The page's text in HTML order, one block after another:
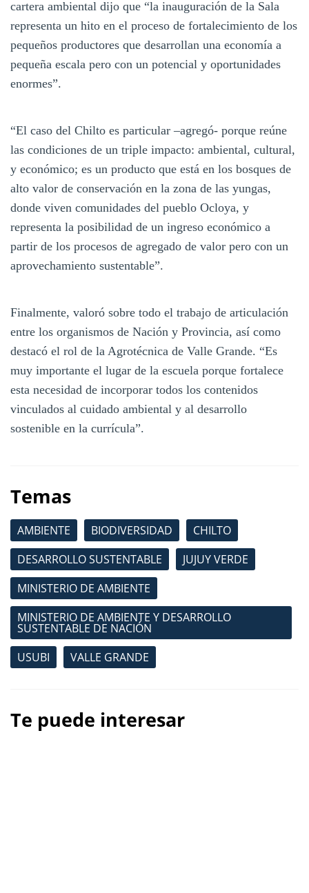
cartera ambiental dijo que “la inauguración de la Sala
representa un hito en el proceso de fortalecimiento de los
pequeños productores que desarrollan una economía a
pequeña escala pero con un potencial y oportunidades
enormes”.
“El caso del Chilto es particular –agregó- porque reúne
las condiciones de un triple impacto: ambiental, cultural,
y económico; es un producto que está en los bosques de
alto valor de conservación en la zona de las yungas,
donde viven comunidades del pueblo Ocloya, y
representa la posibilidad de un ingreso económico a
partir de los procesos de agregado de valor pero con un
aprovechamiento sustentable”.
Finalmente, valoró sobre todo el trabajo de articulación
entre los organismos de Nación y Provincia, así como
destacó el rol de la Agrotécnica de Valle Grande. “Es
muy importante el lugar de la escuela porque fortalece
esta necesidad de incorporar todos los contenidos
vinculados al cuidado ambiental y al desarrollo
sostenible en la currícula”.
Temas
AMBIENTE BIODIVERSIDAD
CHILTO
DESARROLLO SUSTENTABLE
JUJUY VERDE
MINISTERIO DE AMBIENTE
MINISTERIO DE AMBIENTE Y DESARROLLO
SUSTENTABLE DE NACIÓN
USUBI
VALLE GRANDE
Te puede interesar